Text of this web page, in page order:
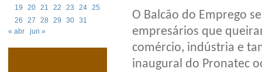
19
20 21 22 23 24 25
26
27 28 29 30 31
« abr
jun »
O Balcão do Emprego
empresários que
comércio, indústria e
inaugural do Pronatec